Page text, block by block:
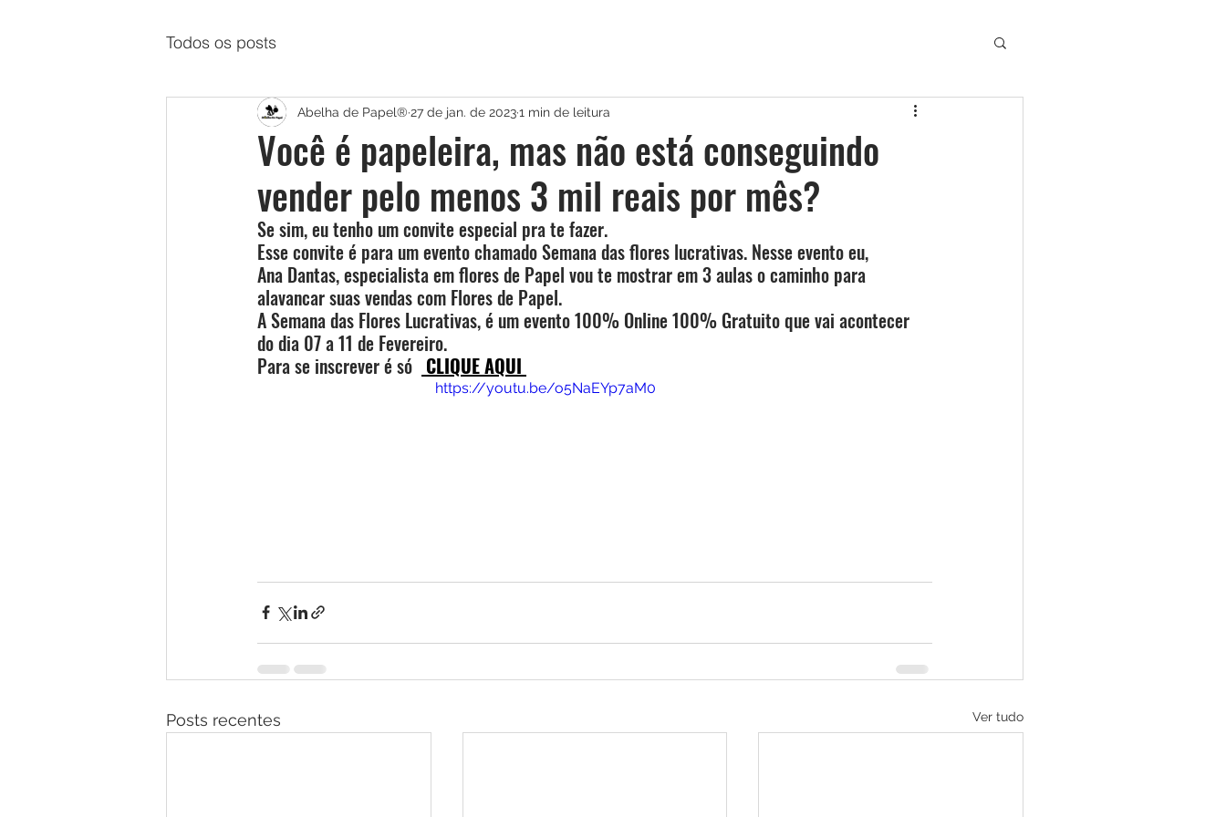
Todos os posts
Você é papeleira, mas não está conseguindo
vender pelo menos 3 mil reais por mês?
Abelha de Papel® 27 de jan. de 20231 min de leitura
Se sim, eu tenho um convite especial pra te fazer.
Esse convite é para um evento chamado Semana das flores lucrativas. Nesse evento eu,
Ana Dantas, especialista em flores de Papel vou te mostrar em 3 aulas o caminho para
alavancar suas vendas com Flores de Papel.
A Semana das Flores Lucrativas, é um evento 100% Online 100% Gratuito que vai acontecer
do dia 07 a 11 de Fevereiro.
Para se inscrever é só CLIQUE AQUI
https://youtu.be/o5NaEYp7aM0
Posts recentes Ver tudo